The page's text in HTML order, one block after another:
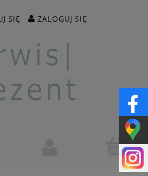
SIĘ ZALOGUJ SIĘ